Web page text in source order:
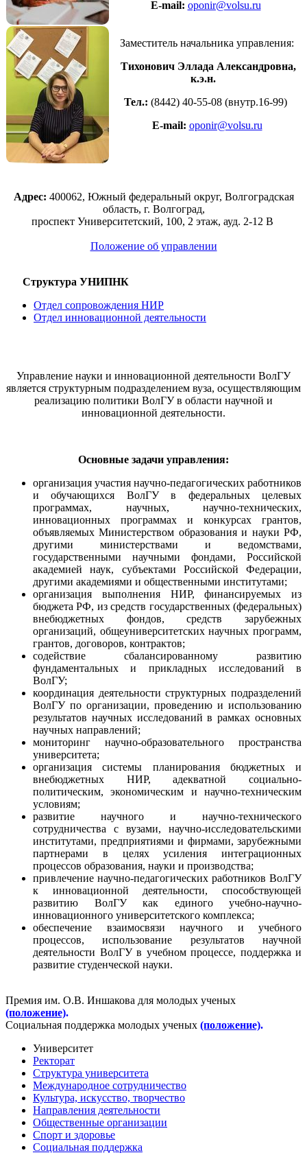
E-mail: oponir@volsu.ru
Заместитель начальника управления:
Тихонович Эллада Александровна,
к.э.н.
Тел.: (8442) 40-55-08 (внутр.16-99)
E-mail: oponir@volsu.ru
Адрес: 400062, Южный федеральный округ, Волгоградская
область, г. Волгоград,
проспект Университетский, 100, 2 этаж, ауд. 2-12 В
Положение об управлении
Структура УНИПНК
Отдел сопровождения НИР
Отдел инновационной деятельности
Управление науки и инновационной деятельности ВолГУ
является структурным подразделением вуза, осуществляющим
реализацию политики ВолГУ в области научной и
инновационной деятельности.
Основные задачи управления:
организация участия научно-педагогических работников
и обучающихся ВолГУ в федеральных целевых
программах, научных, научно-технических,
инновационных программах и конкурсах грантов,
объявляемых Министерством образования и науки РФ,
другими министерствами и ведомствами,
государственными научными фондами, Российской
академией наук, субъектами Российской Федерации,
другими академиями и общественными институтами;
организация выполнения НИР, финансируемых из
бюджета РФ, из средств государственных (федеральных)
внебюджетных фондов, средств зарубежных
организаций, общеуниверситетских научных программ,
грантов, договоров, контрактов;
содействие сбалансированному развитию
фундаментальных и прикладных исследований в
ВолГУ;
координация деятельности структурных подразделений
ВолГУ по организации, проведению и использованию
результатов научных исследований в рамках основных
научных направлений;
мониторинг научно-образовательного пространства
университета;
организация системы планирования бюджетных и
внебюджетных НИР, адекватной социально-
политическим, экономическим и научно-техническим
условиям;
развитие научного и научно-технического
сотрудничества с вузами, научно-исследовательскими
институтами, предприятиями и фирмами, зарубежными
партнерами в целях усиления интеграционных
процессов образования, науки и производства;
привлечение научно-педагогических работников ВолГУ
к инновационной деятельности, способствующей
развитию ВолГУ как единого учебно-научно-
инновационного университетского комплекса;
обеспечение взаимосвязи научного и учебного
процессов, использование результатов научной
деятельности ВолГУ в учебном процессе, поддержка и
развитие студенческой науки.
Премия им. О.В. Иншакова для молодых ученых
(положение).
Социальная поддержка молодых ученых (положение).
Университет
Ректорат
Структура университета
Международное сотрудничество
Культура, искусство, творчество
Направления деятельности
Общественные организации
Спорт и здоровье
Социальная поддержка